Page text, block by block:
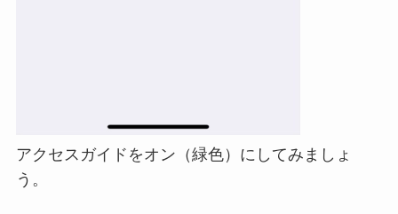
アクセスガイドをオン（緑色）にしてみましょ
う。